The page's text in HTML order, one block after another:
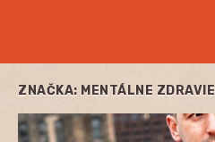
ZNAČKA: MENTÁLNE ZDRAVIE